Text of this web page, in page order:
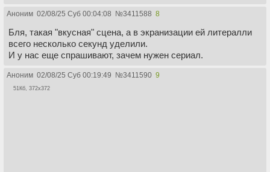
Аноним 02/08/25 Суб 00:04:08 №3411588 8
Бля, такая "вкусная" сцена, а в экранизации ей литералли
всего несколько секунд уделили.
И у нас еще спрашивают, зачем нужен сериал.
Аноним 02/08/25 Суб 00:19:49 №3411590 9
51Кб, 372x372